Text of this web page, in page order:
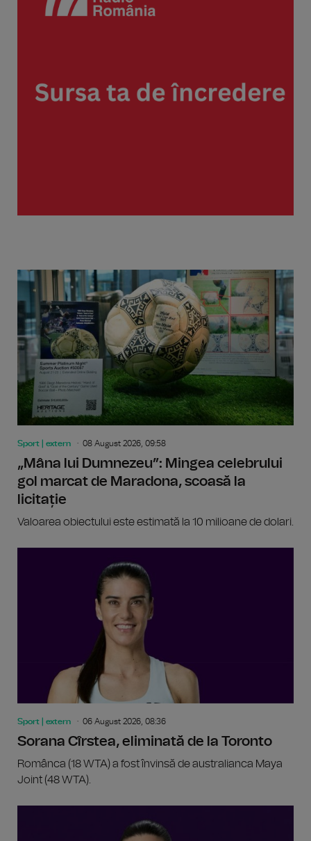
Sport | extern 08 August 2026, 09:58
„Mâna lui Dumnezeu”: Mingea celebrului
gol marcat de Maradona, scoasă la
licitație
Valoarea obiectului este estimată la 10 milioane de dolari.
Sport | extern 06 August 2026, 08:36
Sorana Cîrstea, eliminată de la Toronto
Românca (18 WTA) a fost învinsă de australianca Maya
Joint (48 WTA).